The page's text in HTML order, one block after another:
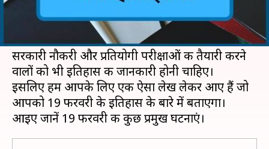
अगर आप भी UPSC की तैयारी कर रहे हैं तो आपके लिए
इतिहास के बारे में जानना बहुत जरूरी है।
सिर्फ UPSC की तैयारी करने वालों को ही नहीं बल्कि सभी
सरकारी नौकरी और प्रतियोगी परीक्षाओं की तैयारी करने
वालों को भी इतिहास की जानकारी होनी चाहिए।
इसलिए हम आपके लिए एक ऐसा लेख लेकर आए हैं जो
आपको 19 फरवरी के इतिहास के बारे में बताएगा।